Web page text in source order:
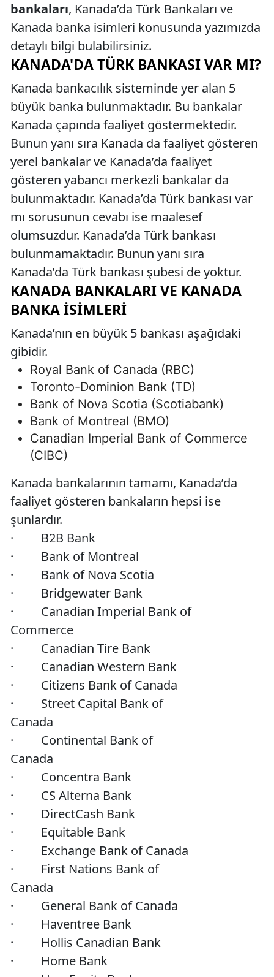
bankaları, Kanada’da Türk Bankaları ve
Kanada banka isimleri konusunda yazımızda
detaylı bilgi bulabilirsiniz.
KANADA'DA TÜRK BANKASI VAR MI?
Kanada bankacılık sisteminde yer alan 5
büyük banka bulunmaktadır. Bu bankalar
Kanada çapında faaliyet göstermektedir.
Bunun yanı sıra Kanada da faaliyet gösteren
yerel bankalar ve Kanada’da faaliyet
gösteren yabancı merkezli bankalar da
bulunmaktadır. Kanada’da Türk bankası var
mı sorusunun cevabı ise maalesef
olumsuzdur. Kanada’da Türk bankası
bulunmamaktadır. Bunun yanı sıra
Kanada’da Türk bankası şubesi de yoktur.
KANADA BANKALARI VE KANADA
BANKA İSIMLERI
Kanada’nın en büyük 5 bankası aşağıdaki
gibidir.
Royal Bank of Canada (RBC)
Toronto-Dominion Bank (TD)
Bank of Nova Scotia (Scotiabank)
Bank of Montreal (BMO)
Canadian Imperial Bank of Commerce
(CIBC)
Kanada bankalarının tamamı, Kanada’da
faaliyet gösteren bankaların hepsi ise
şunlardır.
· B2B Bank
· Bank of Montreal
· Bank of Nova Scotia
· Bridgewater Bank
· Canadian Imperial Bank of
Commerce
· Canadian Tire Bank
· Canadian Western Bank
· Citizens Bank of Canada
· Street Capital Bank of
Canada
· Continental Bank of
Canada
· Concentra Bank
· CS Alterna Bank
· DirectCash Bank
· Equitable Bank
· Exchange Bank of Canada
· First Nations Bank of
Canada
· General Bank of Canada
· Haventree Bank
· Hollis Canadian Bank
· Home Bank